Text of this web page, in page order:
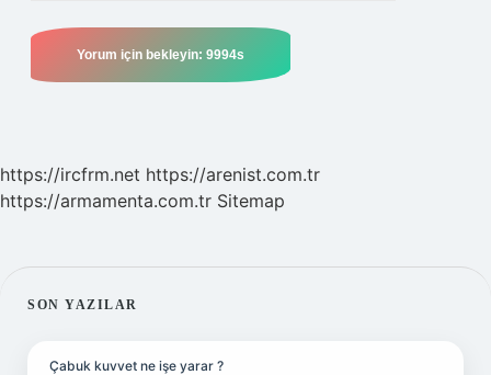
https://ircfrm.net https://arenist.com.tr
https://armamenta.com.tr Sitemap
SIDEBAR
SON YAZILAR
Çabuk kuvvet ne işe yarar ?